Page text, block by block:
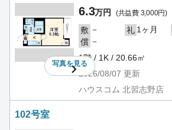
写真を見る
6.3万円 (共益費 3,000円)
敷 － 礼 1ヶ月
償 －
1階 / 1K / 20.66㎡
2026/08/07 更新
ハウスコム 北習志野店
102号室